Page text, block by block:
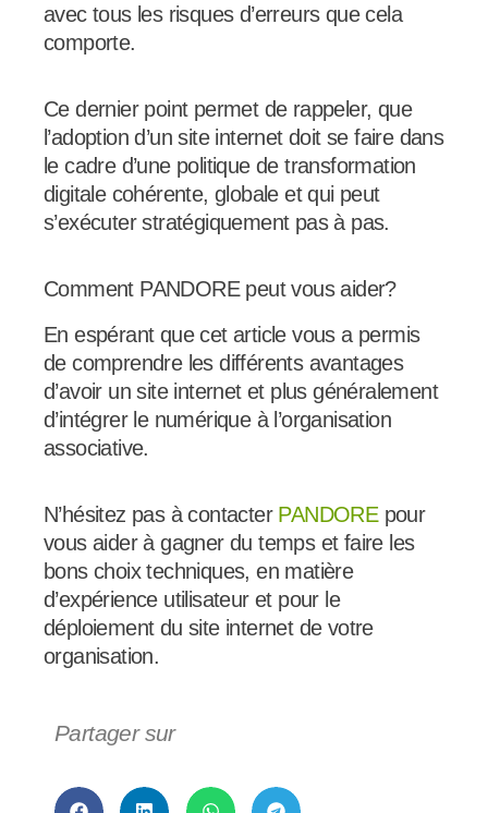
avec tous les risques d’erreurs que cela
comporte.
Ce dernier point permet de rappeler, que
l’adoption d’un site internet doit se faire dans
le cadre d’une politique de transformation
digitale cohérente, globale et qui peut
s’exécuter stratégiquement pas à pas.
Comment PANDORE peut vous aider?
En espérant que cet article vous a permis
de comprendre les différents avantages
d’avoir un site internet et plus généralement
d’intégrer le numérique à l’organisation
associative.
N’hésitez pas à contacter PANDOREpour
vous aider à gagner du temps et faire les
bons choix techniques, en matière
d’expérience utilisateur et pour le
déploiement du site internet de votre
organisation.
Partager sur